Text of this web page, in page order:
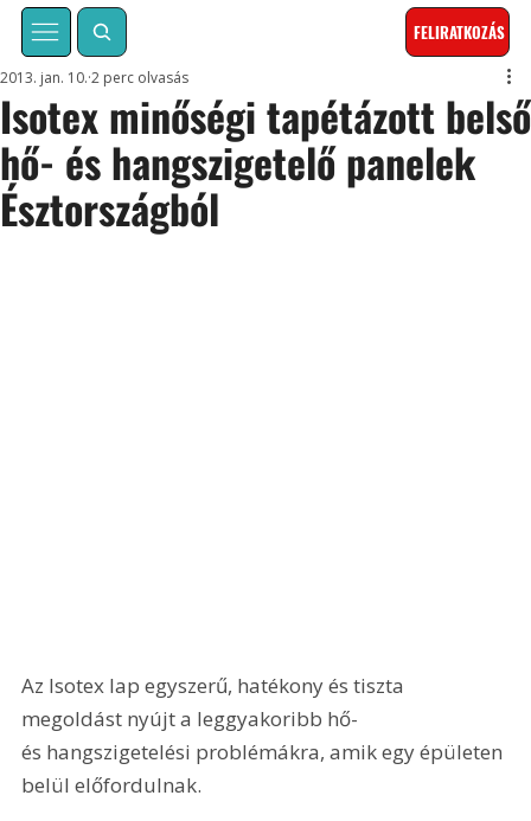
FELIRATKOZÁS
Isotex minőségi tapétázott belső
hő- és hangszigetelő panelek
Észtországból
2013. jan. 10. 2 perc olvasás
Az Isotex lap egyszerű, hatékony és tiszta
megoldást nyújt a leggyakoribb hő-
és hangszigetelési problémákra, amik egy épületen
belül előfordulnak.